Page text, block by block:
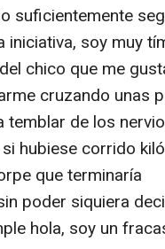
suficientemente
iniciativa, soy muy
chico que me
cruzando unas
temblar de los
hubiese corrido
que terminaría
poder siquiera
hola, soy un